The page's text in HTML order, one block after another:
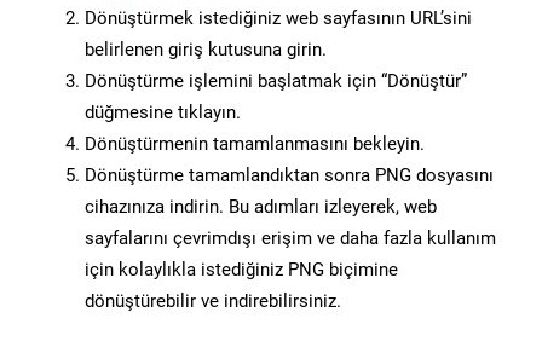
Dönüştürmek istediğiniz web sayfasının URL’sini
belirlenen giriş kutusuna girin.
Dönüştürme işlemini başlatmak için “Dönüştür”
düğmesine tıklayın.
Dönüştürmenin tamamlanmasını bekleyin.
Dönüştürme tamamlandıktan sonra PNG dosyasını
cihazınıza indirin. Bu adımları izleyerek, web
sayfalarını çevrimdışı erişim ve daha fazla kullanım
için kolaylıkla istediğiniz PNG biçimine
dönüştürebilir ve indirebilirsiniz.